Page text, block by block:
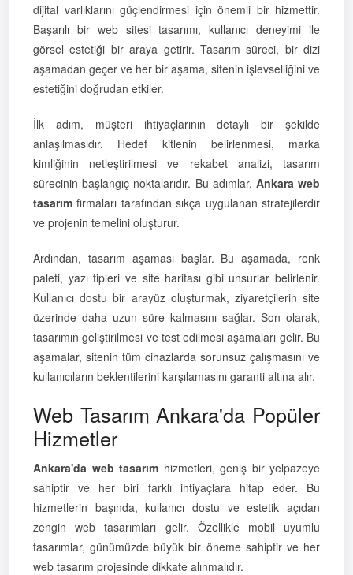
dijital varlıklarını güçlendirmesi için önemli bir hizmettir.
Başarılı bir web sitesi tasarımı, kullanıcı deneyimi ile
görsel estetiği bir araya getirir. Tasarım süreci, bir dizi
aşamadan geçer ve her bir aşama, sitenin işlevselliğini ve
estetiğini doğrudan etkiler.
İlk adım, müşteri ihtiyaçlarının detaylı bir şekilde
anlaşılmasıdır. Hedef kitlenin belirlenmesi, marka
kimliğinin netleştirilmesi ve rekabet analizi, tasarım
sürecinin başlangıç noktalarıdır. Bu adımlar, Ankara web
tasarım firmaları tarafından sıkça uygulanan stratejilerdir
ve projenin temelini oluşturur.
Ardından, tasarım aşaması başlar. Bu aşamada, renk
paleti, yazı tipleri ve site haritası gibi unsurlar belirlenir.
Kullanıcı dostu bir arayüz oluşturmak, ziyaretçilerin site
üzerinde daha uzun süre kalmasını sağlar. Son olarak,
tasarımın geliştirilmesi ve test edilmesi aşamaları gelir. Bu
aşamalar, sitenin tüm cihazlarda sorunsuz çalışmasını ve
kullanıcıların beklentilerini karşılamasını garanti altına alır.
Web Tasarım Ankara'da Popüler
Hizmetler
Ankara'da web tasarım hizmetleri, geniş bir yelpazeye
sahiptir ve her biri farklı ihtiyaçlara hitap eder. Bu
hizmetlerin başında, kullanıcı dostu ve estetik açıdan
zengin web tasarımları gelir. Özellikle mobil uyumlu
tasarımlar, günümüzde büyük bir öneme sahiptir ve her
web tasarım projesinde dikkate alınmalıdır.